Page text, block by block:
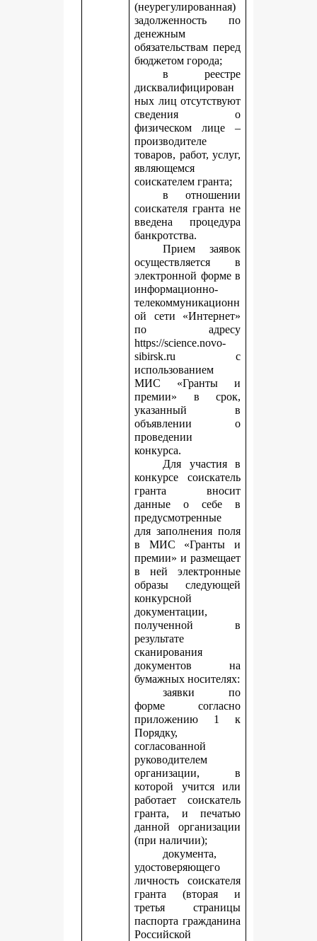
(неурегулированная)
задолженность по
денежным
обязательствам перед
бюджетом города;
в реестре
дисквалифицирован
ных лиц отсутствуют
сведения о
физическом лице –
производителе
товаров, работ, услуг,
являющемся
соискателем гранта;
в отношении
соискателя гранта не
введена процедура
банкротства.
Прием заявок
осуществляется в
электронной форме в
информационно-
телекоммуникационн
ой сети «Интернет»
по адресу
https://science.novo-
sibirsk.ru с
использованием
МИС «Гранты и
премии» в срок,
указанный в
объявлении о
проведении
конкурса.
Для участия в
конкурсе соискатель
гранта вносит
данные о себе в
предусмотренные
для заполнения поля
в МИС «Гранты и
премии» и размещает
в ней электронные
образы следующей
конкурсной
документации,
полученной в
результате
сканирования
документов на
бумажных носителях:
заявки по
форме согласно
приложению 1 к
Порядку,
согласованной
руководителем
организации, в
которой учится или
работает соискатель
гранта, и печатью
данной организации
(при наличии);
документа,
удостоверяющего
личность соискателя
гранта (вторая и
третья страницы
паспорта гражданина
Российской